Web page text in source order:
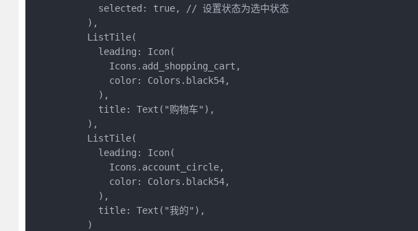
            selected: true, // 设置状态为选中状态
          ),
          ListTile(
            leading: Icon(
              Icons.add_shopping_cart,
              color: Colors.black54,
            ),
            title: Text("购物车"),
          ),
          ListTile(
            leading: Icon(
              Icons.account_circle,
              color: Colors.black54,
            ),
            title: Text("我的"),
          )